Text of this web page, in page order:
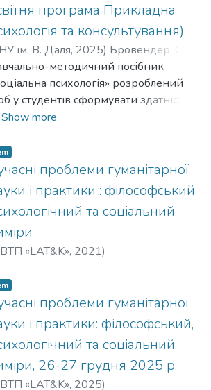
програма Прикладна
та консультування)
ім. В. Даля, 2025) Бровендер, О. О.
Н. Є.
методичний посібник
психологія» розроблений
у студентів сформувати здатність
соціально-
динаміки, спілкування,
та між групової
а також здатність
теоретичні засади
роботи для вдосконалення
держави та різних груп
Show more
проблеми гуманітарної
і практики : філософський,
та соціальний
«LAT&K», 2021)
проблеми гуманітарної
і практики: філософський,
та соціальний
26-27 грудня 2025 р.
«LAT&K», 2025)